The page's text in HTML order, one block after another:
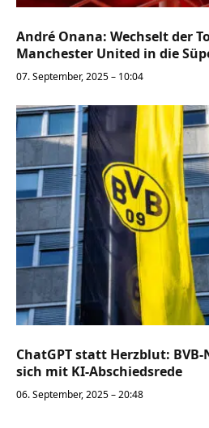
André Onana: Wechselt der
Manchester United in die
07. September, 2025 – 10:04
ChatGPT statt Herzblut:
sich mit KI-Abschiedsrede
06. September, 2025 – 20:48